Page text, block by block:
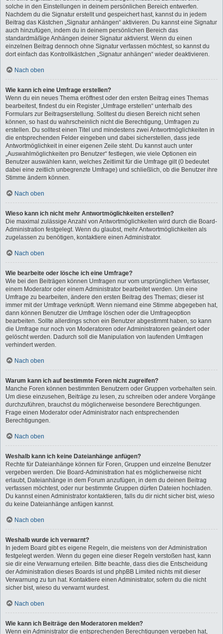
solche in den Einstellungen in deinem persönlichen Bereich entwerfen.
Nachdem du die Signatur erstellt und gespeichert hast, kannst du in jedem
Beitrag das Kästchen „Signatur anhängen“ aktivieren. Du kannst eine Signatur
auch hinzufügen, indem du in deinem persönlichen Bereich das
standardmäßige Anhängen deiner Signatur aktivierst. Wenn du einen
einzelnen Beitrag dennoch ohne Signatur verfassen möchtest, so kannst du
dort einfach das Kontrollkästchen „Signatur anhängen“ wieder deaktivieren.
Nach oben
Wie kann ich eine Umfrage erstellen?
Wenn du ein neues Thema eröffnest oder den ersten Beitrag eines Themas
bearbeitest, findest du ein Register „Umfrage erstellen“ unterhalb des
Formulars zur Beitragserstellung. Solltest du diesen Bereich nicht sehen
können, so hast du wahrscheinlich nicht die Berechtigung, Umfragen zu
erstellen. Du solltest einen Titel und mindestens zwei Antwortmöglichkeiten in
die entsprechenden Felder eingeben und dabei sicherstellen, dass jede
Antwortmöglichkeit in einer eigenen Zeile steht. Du kannst auch unter
„Auswahlmöglichkeiten pro Benutzer“ festlegen, wie viele Optionen ein
Benutzer auswählen kann, welches Zeitlimit für die Umfrage gilt (0 bedeutet
dabei eine zeitlich unbegrenzte Umfrage) und schließlich, ob die Benutzer ihre
Stimme ändern können.
Nach oben
Wieso kann ich nicht mehr Antwortmöglichkeiten erstellen?
Die maximal zulässige Anzahl von Antwortmöglichkeiten wird durch die Board-
Administration festgelegt. Wenn du glaubst, mehr Antwortmöglichkeiten als
zugelassen zu benötigen, kontaktiere einen Administrator.
Nach oben
Wie bearbeite oder lösche ich eine Umfrage?
Wie bei den Beiträgen können Umfragen nur vom ursprünglichen Verfasser,
einem Moderator oder einem Administrator bearbeitet werden. Um eine
Umfrage zu bearbeiten, ändere den ersten Beitrag des Themas; dieser ist
immer mit der Umfrage verknüpft. Wenn niemand eine Stimme abgegeben hat,
dann können Benutzer die Umfrage löschen oder die Umfrageoption
bearbeiten. Sollte allerdings schon ein Benutzer abgestimmt haben, so kann
die Umfrage nur noch von Moderatoren oder Administratoren geändert oder
gelöscht werden. Dadurch soll die Manipulation von laufenden Umfragen
verhindert werden.
Nach oben
Warum kann ich auf bestimmte Foren nicht zugreifen?
Manche Foren können bestimmten Benutzern oder Gruppen vorbehalten sein.
Um diese einzusehen, Beiträge zu lesen, zu schreiben oder andere Vorgänge
durchzuführen, brauchst du möglicherweise besondere Berechtigungen.
Frage einen Moderator oder Administrator nach entsprechenden
Berechtigungen.
Nach oben
Weshalb kann ich keine Dateianhänge anfügen?
Rechte für Dateianhänge können für Foren, Gruppen und einzelne Benutzer
vergeben werden. Die Board-Administration hat es möglicherweise nicht
erlaubt, Dateianhänge in dem Forum anzufügen, in dem du deinen Beitrag
verfassen möchtest, oder nur bestimmte Gruppen dürfen Dateien hochladen.
Du kannst einen Administrator kontaktieren, falls du dir nicht sicher bist, wieso
du keine Dateianhänge anfügen kannst.
Nach oben
Weshalb wurde ich verwarnt?
In jedem Board gibt es eigene Regeln, die meistens von der Administration
festgelegt werden. Wenn du gegen eine dieser Regeln verstoßen hast, kann
sie dir eine Verwarnung erteilen. Bitte beachte, dass dies die Entscheidung
der Administration dieses Boards ist und phpBB Limited nichts mit dieser
Verwarnung zu tun hat. Kontaktiere einen Administrator, sofern du die nicht
sicher bist, wieso du verwarnt wurdest.
Nach oben
Wie kann ich Beiträge den Moderatoren melden?
Wenn ein Administrator die entsprechenden Berechtigungen vergeben hat,